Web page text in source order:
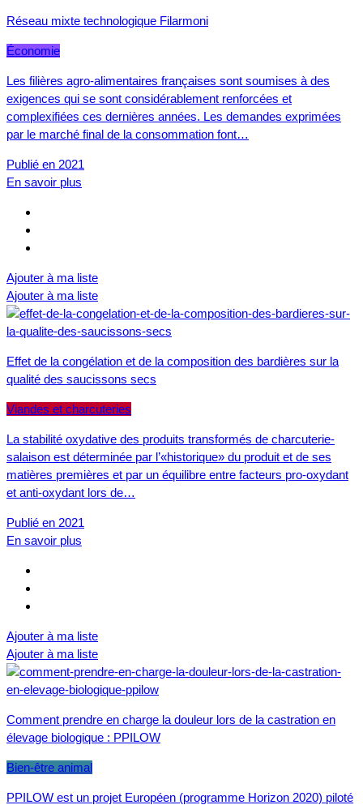
Réseau mixte technologique Filarmoni
Économie
Les filières agro-alimentaires françaises sont soumises à des
exigences qui se sont considérablement renforcées et
complexifiées ces dernières années. Les demandes exprimées
par le marché final de la consommation font…
Publié en 2021
En savoir plus
Ajouter à ma liste
Ajouter à ma liste
Effet de la congélation et de la composition des bardières sur la
qualité des saucissons secs
Viandes et charcuteries
La stabilité oxydative des produits transformés de charcuterie-
salaison est déterminée par l’«historique» du produit et de ses
matières premières et par un équilibre entre facteurs pro-oxydant
et anti-oxydant lors de…
Publié en 2021
En savoir plus
Ajouter à ma liste
Ajouter à ma liste
Comment prendre en charge la douleur lors de la castration en
élevage biologique : PPILOW
Bien-être animal
PPILOW est un projet Européen (programme Horizon 2020) piloté